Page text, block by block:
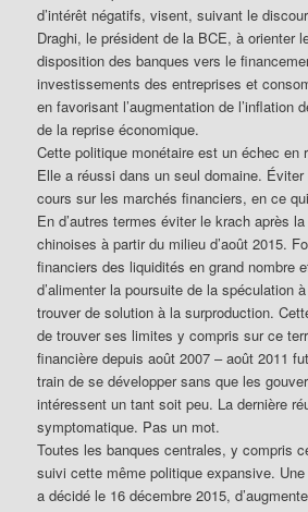
d’intérêt négatifs, visent, suivant le
Draghi, le président de la BCE, à orienter
disposition des banques vers le
investissements des entreprises et
en favorisant l’augmentation de l’inflation
de la reprise économique.
Cette politique monétaire est un échec en
Elle a réussi dans un seul domaine.
cours sur les marchés financiers, en ce
En d’autres termes éviter le krach après
chinoises à partir du milieu d’août 2015.
financiers des liquidités en grand nombre
d’alimenter la poursuite de la spéculation
trouver de solution à la surproduction.
de trouver ses limites y compris sur ce
financière depuis août 2007 – août 2011
train de se développer sans que les
intéressent un tant soit peu. La dernière
symptomatique. Pas un mot.
Toutes les banques centrales, y compris
suivi cette même politique expansive.
a décidé le 16 décembre 2015,